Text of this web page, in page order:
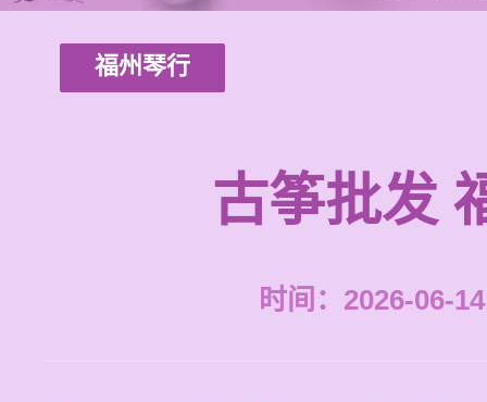
福州琴行
古筝批发
时间：2026-06-